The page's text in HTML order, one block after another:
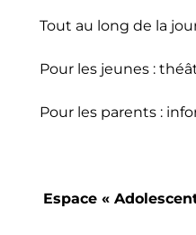
Tout au long de la
Pour les jeunes :
Pour les parents :
Espace «